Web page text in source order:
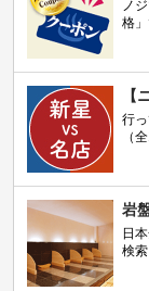
ノ
格
【
行
（
岩
日
検索